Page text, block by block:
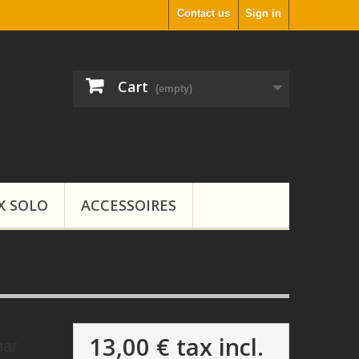
Sign in
Contact us
Cart (empty)
SOLO ACCESSOIRES
13,00 € tax incl.